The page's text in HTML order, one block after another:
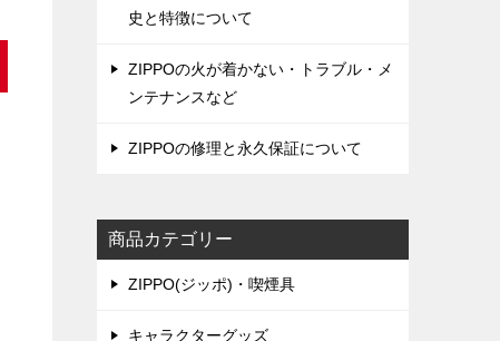
史と特徴について
ZIPPOの火が着かない・トラブル・メ
ンテナンスなど
ZIPPOの修理と永久保証について
商品カテゴリー
ZIPPO(ジッポ)・喫煙具
キャラクターグッズ